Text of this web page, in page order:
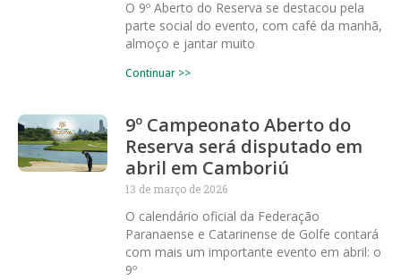
O 9º Aberto do Reserva se destacou pela
parte social do evento, com café da manhã,
almoço e jantar muito
Continuar >>
9º Campeonato Aberto do
Reserva será disputado em
abril em Camboriú
13 de março de 2026
O calendário oficial da Federação
Paranaense e Catarinense de Golfe contará
com mais um importante evento em abril: o
9º